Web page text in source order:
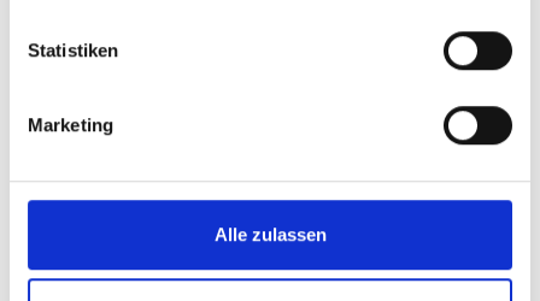
Statistiken
Marketing
Alle zulassen
V
St.-Johann-Kirche in Taufers im